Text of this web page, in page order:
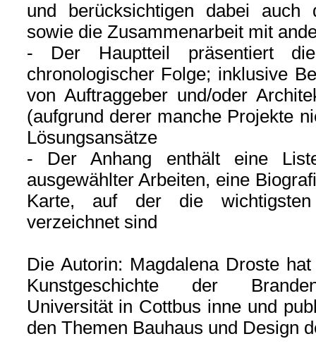
und berücksichtigen dabei auch
sowie die Zusammenarbeit mit
- Der Hauptteil präsentiert
chronologischer Folge; inklusive
von Auftraggeber und/oder
(aufgrund derer manche Projekte
Lösungsansätze
- Der Anhang enthält eine
ausgewählter Arbeiten, eine
Karte, auf der die
verzeichnet sind
Die Autorin: Magdalena Droste
Kunstgeschichte der
Universität in Cottbus inne und
den Themen Bauhaus und Design